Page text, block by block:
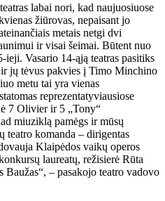
labai nori, kad naujuosiuose
žiūrovas, nepaisant jo
metais netgi dvi
ir visai šeimai. Būtent nuo
ieji. Vasario 14-ąją teatras pasitiks
jų tėvus pakvies į Timo Minchino
metu tai yra vienas
reprezentatyviausiose
7 Olivier ir 5 „Tony“
miuziklą pamėgs ir mūsų
teatro komanda – dirigentas
Klaipėdos vaikų operos
laureatų, režisierė Rūta
– pasakojo teatro vadovo